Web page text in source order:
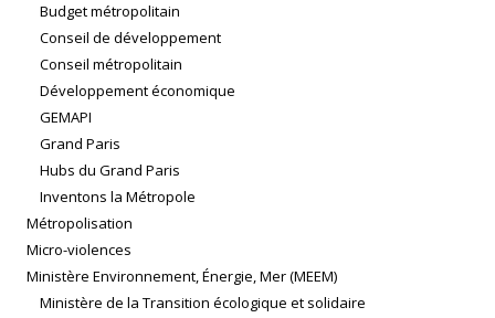
Budget métropolitain
Conseil de développement
Conseil métropolitain
Développement économique
GEMAPI
Grand Paris
Hubs du Grand Paris
Inventons la Métropole
Métropolisation
Micro-violences
Ministère Environnement, Énergie, Mer (MEEM)
Ministère de la Transition écologique et solidaire